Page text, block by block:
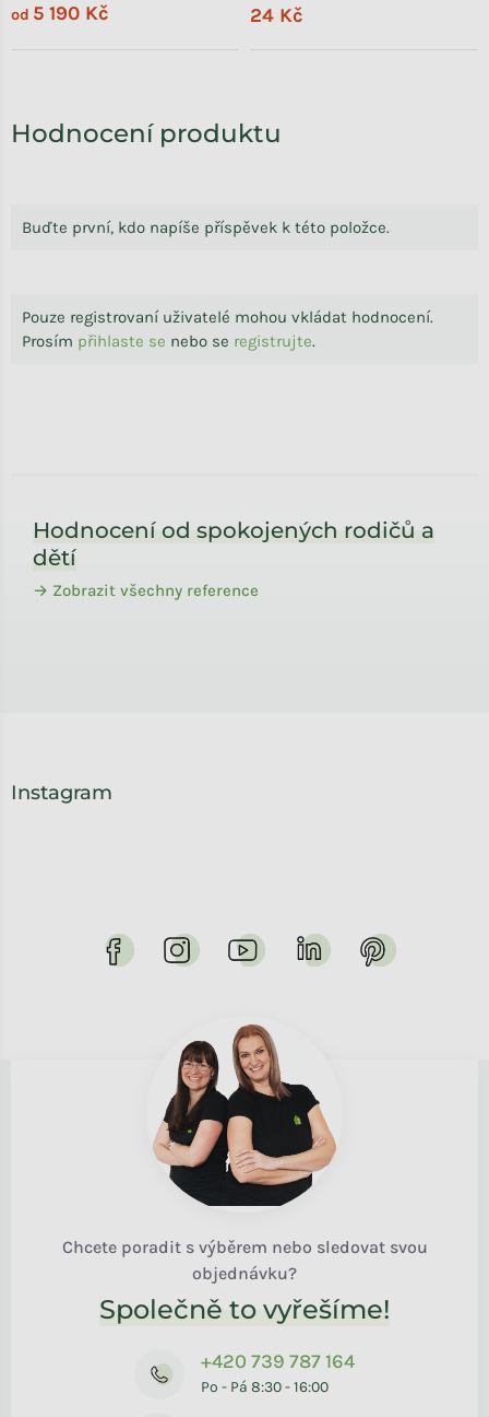
Hodnocení produktu
Buďte první, kdo napíše příspěvek k této položce.
Pouze registrovaní uživatelé mohou vkládat hodnocení.
Prosím přihlaste se nebo se registrujte.
Výpis hodnocení
od 5 190 Kč 24 Kč
Hodnocení od spokojených rodičů a
dětí
→ Zobrazit všechny reference
Instagram
Chcete poradit s výběrem nebo sledovat svou
objednávku?
Společně to vyřešíme!
+420 739 787 164
Po - Pá 8:30 - 16:00